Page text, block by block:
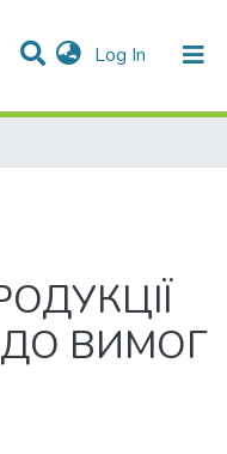
Log In (current)
ВИМОГ